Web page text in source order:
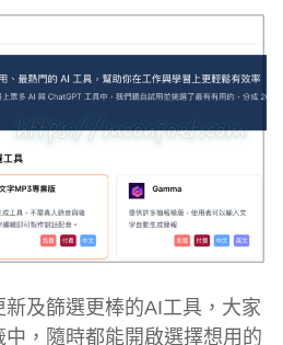
及篩選更棒的AI工具，大家
，隨時都能開啟選擇想用的